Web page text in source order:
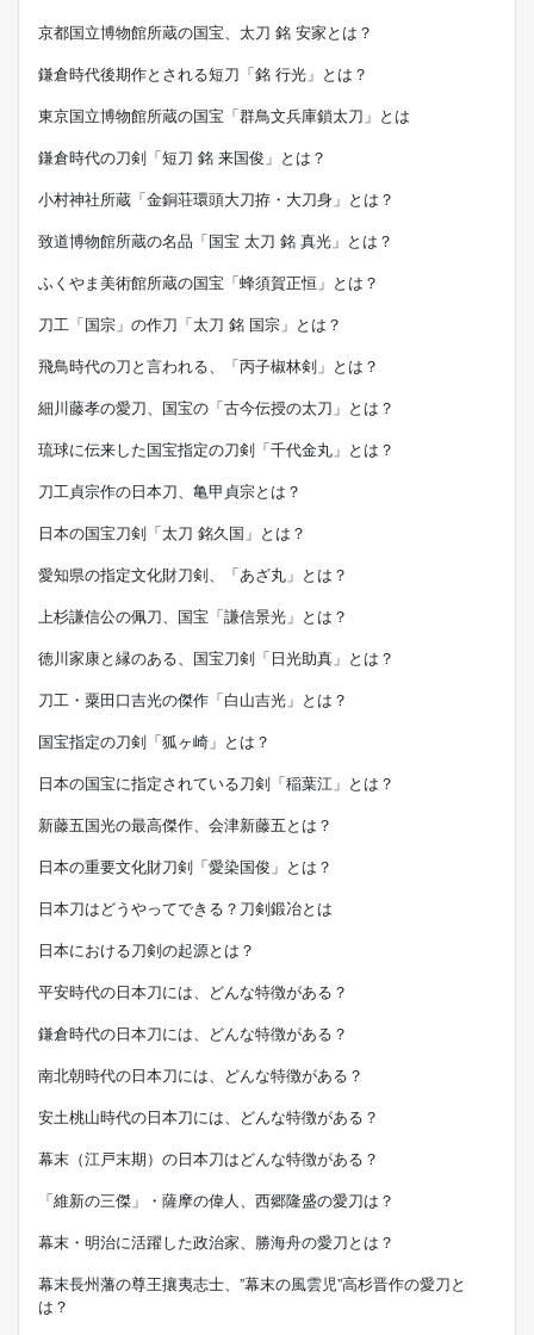
京都国立博物館所蔵の国宝、太刀 銘 安家とは？
鎌倉時代後期作とされる短刀「銘 行光」とは？
東京国立博物館所蔵の国宝「群鳥文兵庫鎖太刀」とは
鎌倉時代の刀剣「短刀 銘 来国俊」とは？
小村神社所蔵「金銅荘環頭大刀拵・大刀身」とは？
致道博物館所蔵の名品「国宝 太刀 銘 真光」とは？
ふくやま美術館所蔵の国宝「蜂須賀正恒」とは？
刀工「国宗」の作刀「太刀 銘 国宗」とは？
飛鳥時代の刀と言われる、「丙子椒林剣」とは？
細川藤孝の愛刀、国宝の「古今伝授の太刀」とは？
琉球に伝来した国宝指定の刀剣「千代金丸」とは？
刀工貞宗作の日本刀、亀甲貞宗とは？
日本の国宝刀剣「太刀 銘久国」とは？
愛知県の指定文化財刀剣、「あざ丸」とは？
上杉謙信公の佩刀、国宝「謙信景光」とは？
徳川家康と縁のある、国宝刀剣「日光助真」とは？
刀工・粟田口吉光の傑作「白山吉光」とは？
国宝指定の刀剣「狐ヶ崎」とは？
日本の国宝に指定されている刀剣「稲葉江」とは？
新藤五国光の最高傑作、会津新藤五とは？
日本の重要文化財刀剣「愛染国俊」とは？
日本刀はどうやってできる？刀剣鍛冶とは
日本における刀剣の起源とは？
平安時代の日本刀には、どんな特徴がある？
鎌倉時代の日本刀には、どんな特徴がある？
南北朝時代の日本刀には、どんな特徴がある？
安土桃山時代の日本刀には、どんな特徴がある？
幕末（江戸末期）の日本刀はどんな特徴がある？
「維新の三傑」・薩摩の偉人、西郷隆盛の愛刀は？
幕末・明治に活躍した政治家、勝海舟の愛刀とは？
幕末長州藩の尊王攘夷志士、”幕末の風雲児”高杉晋作の愛刀と
は？